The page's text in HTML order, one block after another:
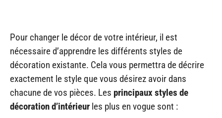
Pour changer le décor de votre intérieur, il est
nécessaire d’apprendre les différents styles de
décoration existante. Cela vous permettra de décrire
exactement le style que vous désirez avoir dans
chacune de vos pièces. Les principaux styles de
décoration d’intérieur les plus en vogue sont :